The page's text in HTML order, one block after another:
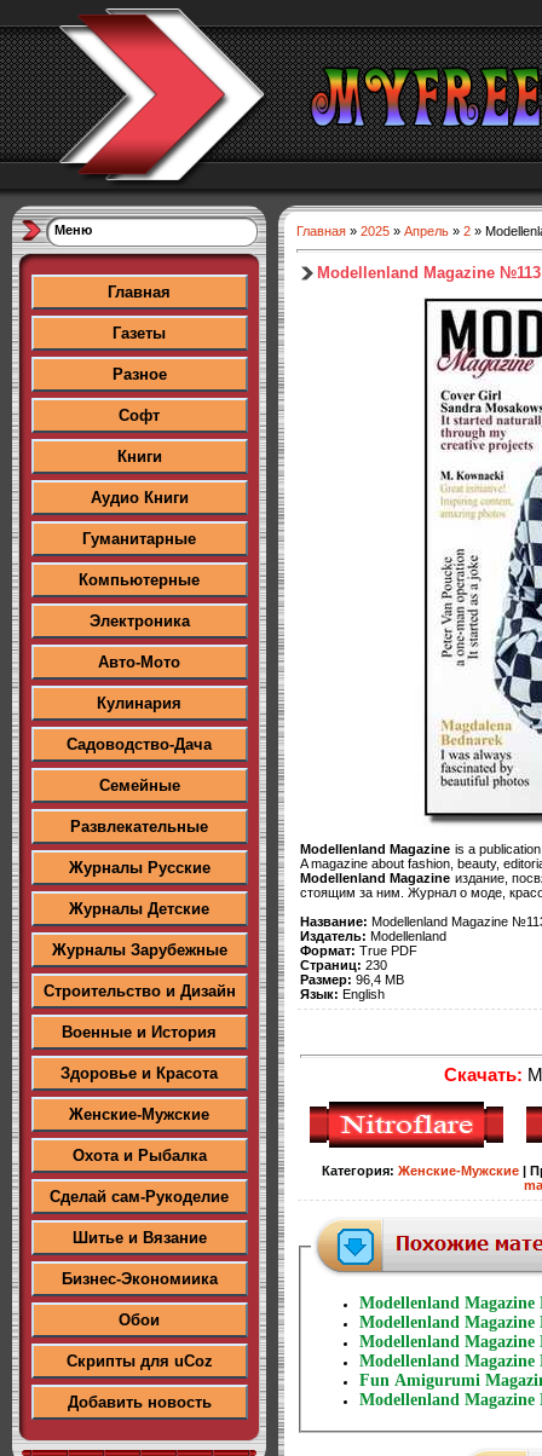
Меню
Главная
Газеты
Разное
Софт
Книги
Аудио Книги
Гуманитарные
Компьютерные
Электроника
Авто-Мото
Кулинария
Садоводство-Дача
Семейные
Развлекательные
Журналы Русские
Журналы Детские
Журналы Зарубежные
Строительство и Дизайн
Военные и История
Здоровье и Красота
Женские-Мужские
Охота и Рыбалка
Сделай сам-Рукоделие
Шитье и Вязание
Бизнес-Экономиика
Обои
Скрипты для uCoz
Добавить новость
Главная » 2025 » Апрель » 2 »
Modellenland Magazine №113
Modellenland Magazine is a
A magazine about fashion, beauty,
Modellenland Magazine издание,
стоящим за ним. Журнал о моде,
Название: Modellenland Magazine
Издатель: Modellenland
Формат: True PDF
Страниц: 230
Размер: 96,4 MB
Язык: English
Скачать:
Категория: Женские-Мужские|
Modellenland Magazine
Modellenland Magazine
Modellenland Magazine
Modellenland Magazine
Fun Amigurumi
Modellenland Magazine